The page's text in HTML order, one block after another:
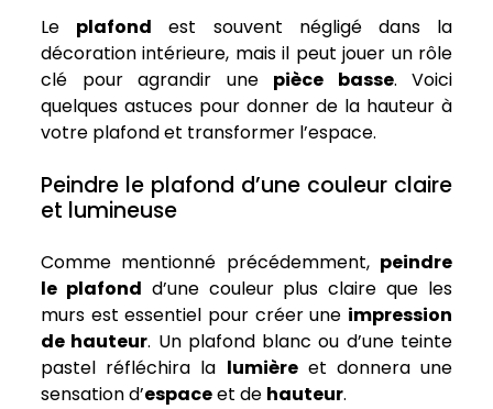
Le plafond est souvent négligé dans la
décoration intérieure, mais il peut jouer un rôle
clé pour agrandir une pièce basse. Voici
quelques astuces pour donner de la hauteur à
votre plafond et transformer l’espace.
Peindre le plafond d’une couleur claire
et lumineuse
Comme mentionné précédemment, peindre
le plafond d’une couleur plus claire que les
murs est essentiel pour créer une impression
de hauteur. Un plafond blanc ou d’une teinte
pastel réfléchira la lumièreet donnera une
sensation d’espaceet de hauteur.